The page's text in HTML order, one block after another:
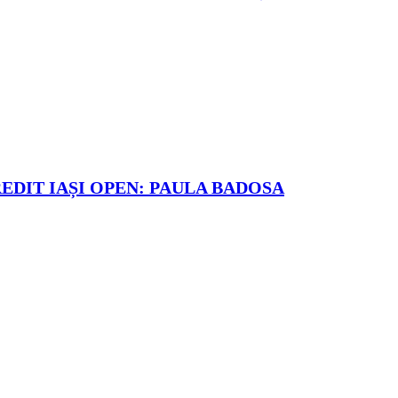
IAȘI OPEN: PAULA BADOSA